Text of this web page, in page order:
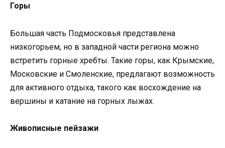
Горы
Большая часть Подмосковья представлена
низкогорьем, но в западной части региона можно
встретить горные хребты. Такие горы, как Крымские,
Московские и Смоленские, предлагают возможность
для активного отдыха, такого как восхождение на
вершины и катание на горных лыжах.
Живописные пейзажи